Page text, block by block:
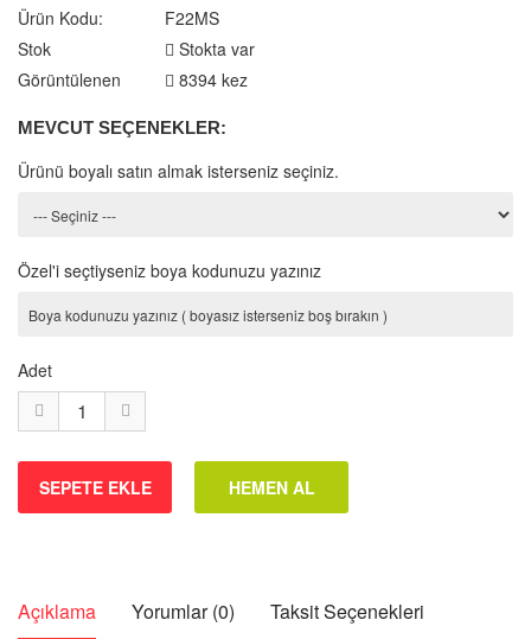
Ürün Kodu:
F22MS
Stok
Stokta var
Görüntülenen
8394 kez
MEVCUT SEÇENEKLER:
Ürünü boyalı satın almak isterseniz seçiniz.
Özel'i seçtiyseniz boya kodunuzu yazınız
Adet
Açıklama Yorumlar (0) Taksit Seçenekleri